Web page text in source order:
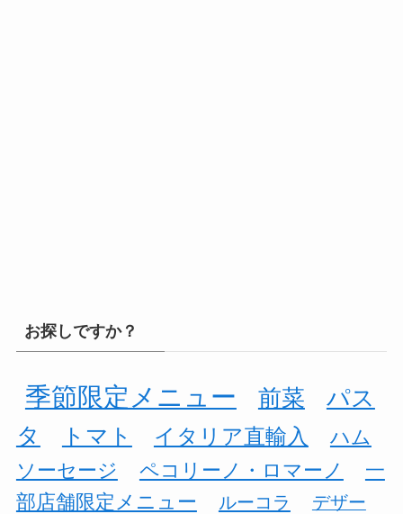
お探しですか？
季節限定メニュー 前菜
パス
タ
トマト イタリア直輸入
ハム
ソーセージ
ペコリーノ・ロマーノ
一
部店舗限定メニュー
ルーコラ
デザー